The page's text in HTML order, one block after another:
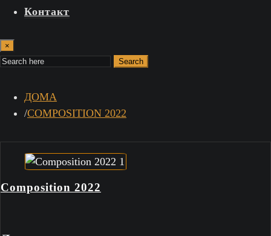
Контакт
×
Search
ДОМА
COMPOSITION 2022
Composition 2022